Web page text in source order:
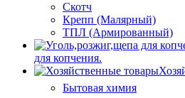
Скотч
Крепп (Малярный)
ТПЛ (Армированный)
для копчения.
Бытовая химия